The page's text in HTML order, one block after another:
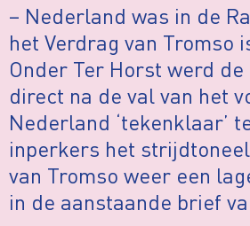
– Nederland was in de
het Verdrag van Tromso
Onder Ter Horst werd
direct na de val van het
Nederland ‘tekenklaar’
inperkers het
van Tromso weer een
in de aanstaande brief